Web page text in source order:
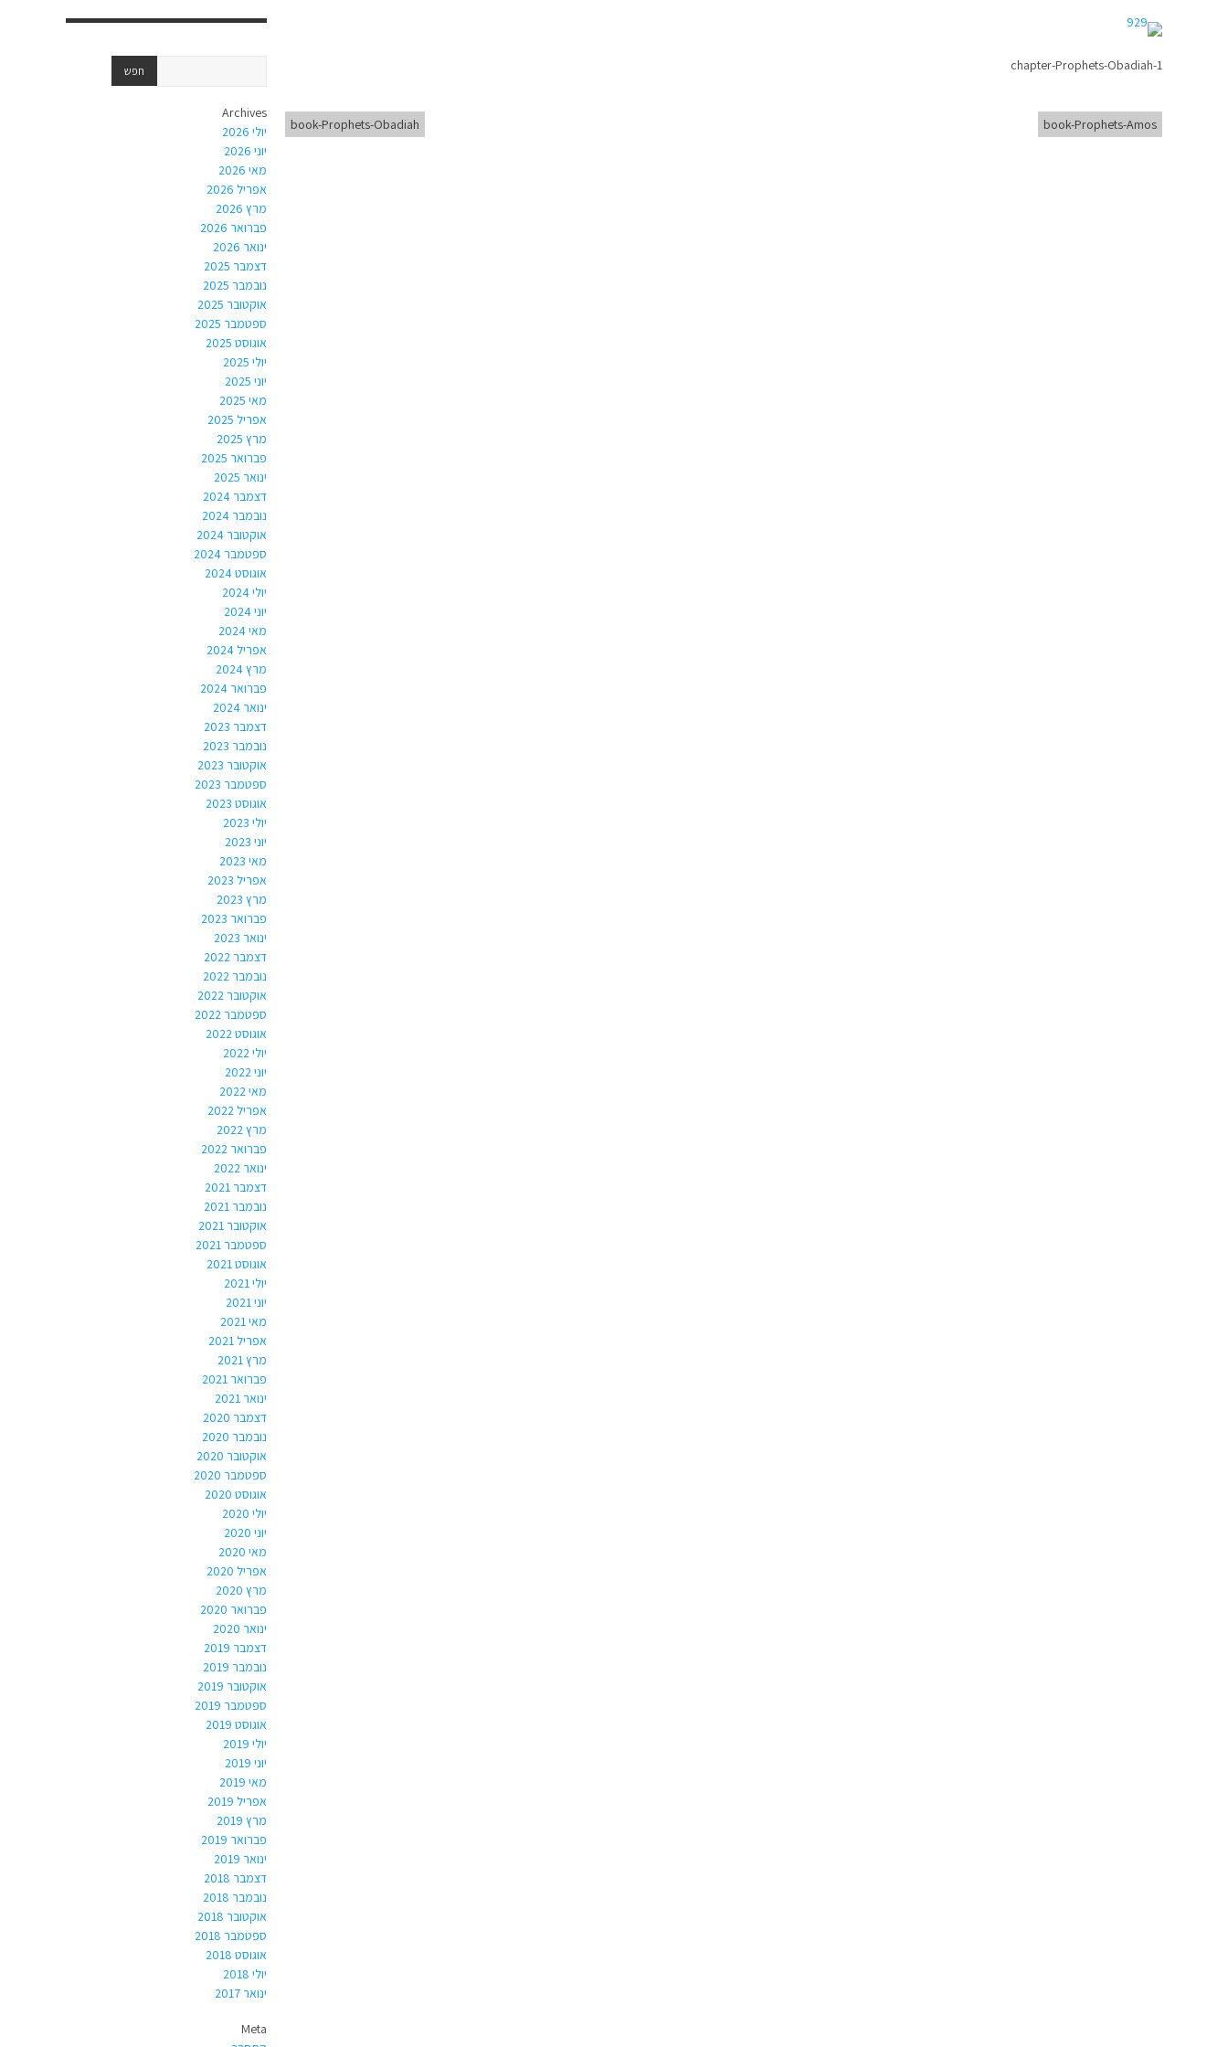
chapter-Prophets-Obadiah-1
book-Prophets-Amos
book-Prophets-Obadiah
Archives
יולי 2026
יוני 2026
מאי 2026
אפריל 2026
מרץ 2026
פברואר 2026
ינואר 2026
דצמבר 2025
נובמבר 2025
אוקטובר 2025
ספטמבר 2025
אוגוסט 2025
יולי 2025
יוני 2025
מאי 2025
אפריל 2025
מרץ 2025
פברואר 2025
ינואר 2025
דצמבר 2024
נובמבר 2024
אוקטובר 2024
ספטמבר 2024
אוגוסט 2024
יולי 2024
יוני 2024
מאי 2024
אפריל 2024
מרץ 2024
פברואר 2024
ינואר 2024
דצמבר 2023
נובמבר 2023
אוקטובר 2023
ספטמבר 2023
אוגוסט 2023
יולי 2023
יוני 2023
מאי 2023
אפריל 2023
מרץ 2023
פברואר 2023
ינואר 2023
דצמבר 2022
נובמבר 2022
אוקטובר 2022
ספטמבר 2022
אוגוסט 2022
יולי 2022
יוני 2022
מאי 2022
אפריל 2022
מרץ 2022
פברואר 2022
ינואר 2022
דצמבר 2021
נובמבר 2021
אוקטובר 2021
ספטמבר 2021
אוגוסט 2021
יולי 2021
יוני 2021
מאי 2021
אפריל 2021
מרץ 2021
פברואר 2021
ינואר 2021
דצמבר 2020
נובמבר 2020
אוקטובר 2020
ספטמבר 2020
אוגוסט 2020
יולי 2020
יוני 2020
מאי 2020
אפריל 2020
מרץ 2020
פברואר 2020
ינואר 2020
דצמבר 2019
נובמבר 2019
אוקטובר 2019
ספטמבר 2019
אוגוסט 2019
יולי 2019
יוני 2019
מאי 2019
אפריל 2019
מרץ 2019
פברואר 2019
ינואר 2019
דצמבר 2018
נובמבר 2018
אוקטובר 2018
ספטמבר 2018
אוגוסט 2018
יולי 2018
ינואר 2017
Meta